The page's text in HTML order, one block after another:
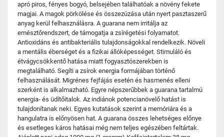
apró piros, fényes bogyó, belsejében találhatóak a növény fekete
magjai. A magok pörkölése és összezúzása után nyert pasztaszerű
anyag kerül felhasználásra. A guarana nem irritálja az
emésztőrendszert, de támogatja a zsírégetési folyamatot.
Antioxidáns és antibakteriális tulajdonságokkal rendelkezik. Növeli
a mentális éberséget és a fizikai állóképességet. Stimuláló és
étvágycsökkentő hatása miatt fogyasztószerekben is
megtalálható. Segíti a zsírok energia formájában történő
felhasználását. Migrénes fejfájás esetén és hasmenés elleni
szerként is alkalmazható. Egyre népszerűbbek a guarana tartalmú
energia- és üdítőitalok. Az indiánok potencianövelő hatást is
tulajdonítanak neki. Egyes kutatások szerint a memóriára és a
hangulatra is előnyösen hat. A guarana összes lehetséges előnye
és esetleges káros hatásai még nem teljes egészében feltártak.